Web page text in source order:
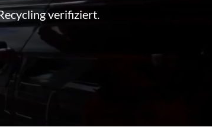
verifiziert.